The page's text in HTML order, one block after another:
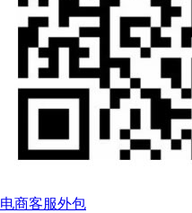
电商客服外包